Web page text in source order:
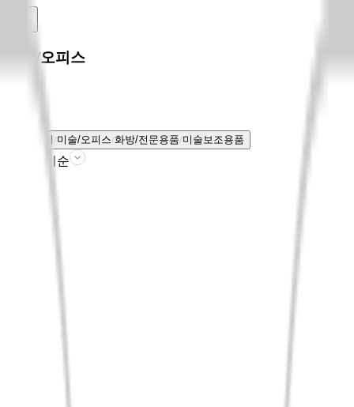
미술/오피스
전체보기 미술/오피스 화방/전문용품 미술보조용품
판매인기순